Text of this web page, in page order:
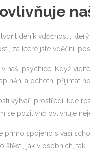
deník vděčnosti,
za které jste vděční,
naší psychice. Když
a ochotni přijímat
vytváří prostředí, kde
se pozitivně ovlivňuje
přímo spojeno s vaší
štěstí, jak v osobních, tak